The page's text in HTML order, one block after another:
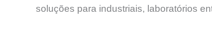
soluções para industriais, laboratórios